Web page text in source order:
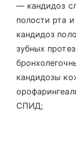
— кандидоз
полости рта
кандидоз
зубных
кандидозы
СПИД;